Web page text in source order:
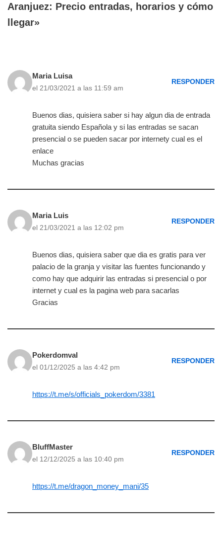
Aranjuez: Precio entradas, horarios y cómo
llegar»
Maria Luisa
el 21/03/2021 a las 11:59 am
RESPONDER
Buenos dias, quisiera saber si hay algun dia de entrada
gratuita siendo Española y si las entradas se sacan
presencial o se pueden sacar por internety cual es el
enlace
Muchas gracias
Maria Luis
el 21/03/2021 a las 12:02 pm
RESPONDER
Buenos dias, quisiera saber que dia es gratis para ver
palacio de la granja y visitar las fuentes funcionando y
como hay que adquirir las entradas si presencial o por
internet y cual es la pagina web para sacarlas
Gracias
Pokerdomval
el 01/12/2025 a las 4:42 pm
RESPONDER
https://t.me/s/officials_pokerdom/3381
BluffMaster
el 12/12/2025 a las 10:40 pm
RESPONDER
https://t.me/dragon_money_mani/35